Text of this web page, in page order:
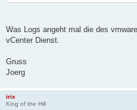
Was Logs angeht mal die des
vCenter Dienst.
Gruss
Joerg
irix
King of the Hill